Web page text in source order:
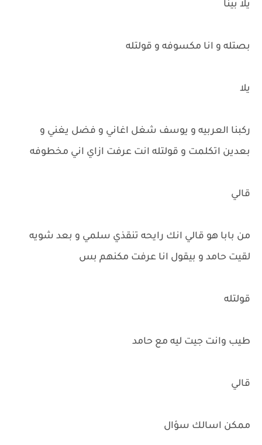
يلا بينا
بصتله و انا مكسوفه و قولتله
يلا
ركبنا العربيه و يوسف شغل اغاني و فضل يغني و
بعدين اتكلمت و قولتله انت عرفت ازاي اني مخطوفه
قالي
من بابا هو قالي انك رايحه تنقذي سلمي و بعد شويه
لقيت حامد و بيقول انا عرفت مكنهم بس
قولتله
طيب وانت جيت ليه مع حامد
قالي
ممكن اسالك سؤال